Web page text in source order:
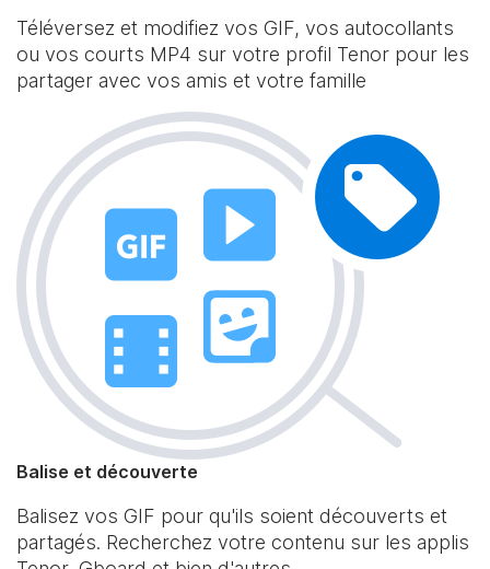
Téléversez et modifiez vos GIF, vos autocollants
ou vos courts MP4 sur votre profil Tenor pour les
partager avec vos amis et votre famille
Balise et découverte
Balisez vos GIF pour qu'ils soient découverts et
partagés. Recherchez votre contenu sur les applis